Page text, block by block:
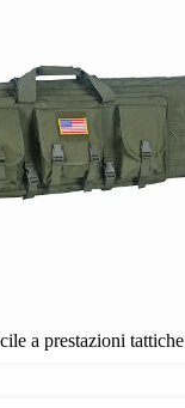
a prestazioni tattiche